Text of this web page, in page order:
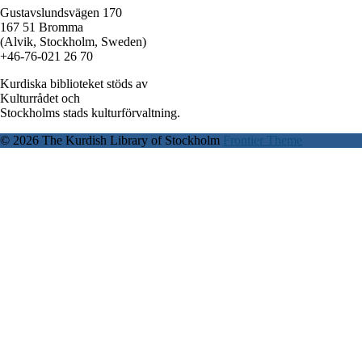
Gustavslundsvägen 170
167 51 Bromma
(Alvik, Stockholm, Sweden)
+46-76-021 26 70
Kurdiska biblioteket stöds av
Kulturrådet och
Stockholms stads kulturförvaltning.
© 2026 The Kurdish Library of Stockholm Frontier Theme